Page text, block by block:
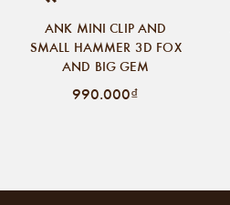
ANK MINI CLIP AND
SMALL HAMMER 3D FOX
AND BIG GEM
990.000₫